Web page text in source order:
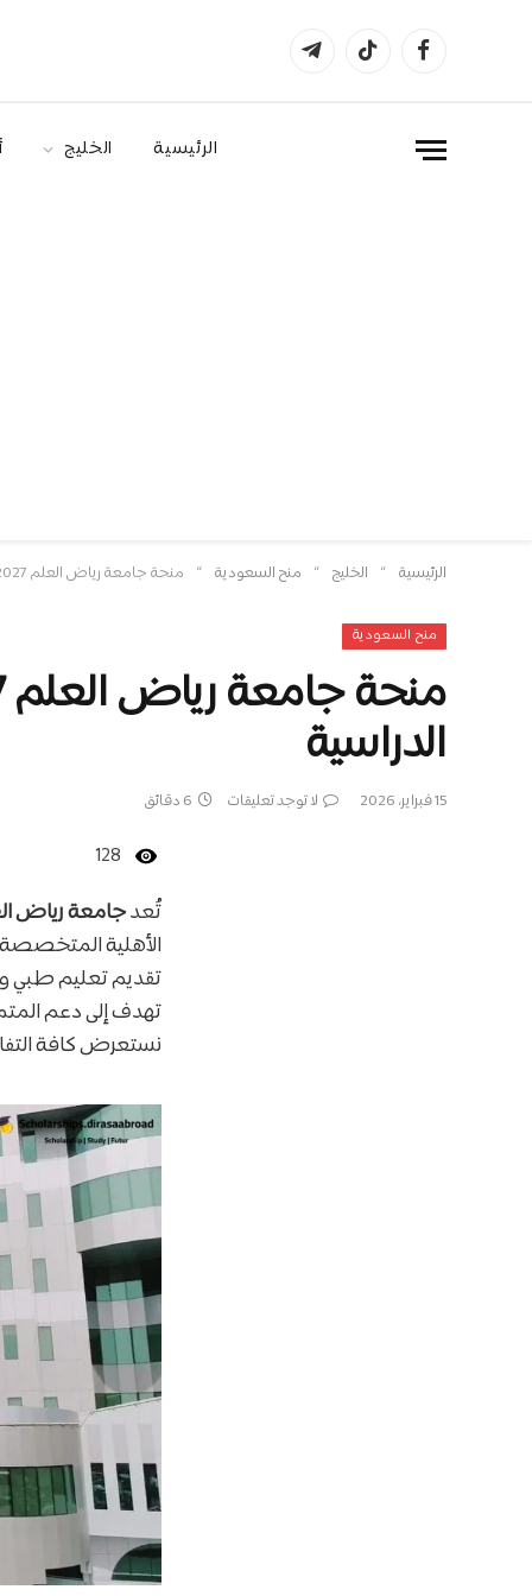
فيسبوكتيكتوكتيلقرام
الرئيسية الخليج
الرئيسية » الخليج » منح السعودية » منحة جامعة رياض العلم 2026/2027 | بتمويل يتراوح بين 10% إلى 50% من الرسوم الدراسية
منح السعودية
الدراسية
15 فبراير، 2026 لا توجد تعليقات 6 دقائق
128
تُعدجامعة رياض
الأهلية المتخصصة
تقديم تعليم طبي
تهدف إلى دعم
نستعرض كافة